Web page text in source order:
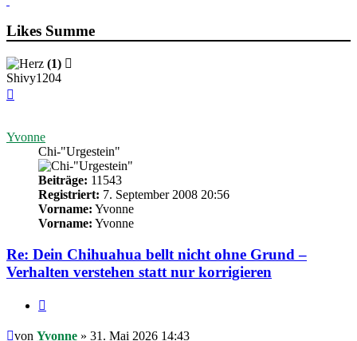
Likes Summe
(1)
Shivy1204
Yvonne
Chi-"Urgestein"
Beiträge: 11543
Registriert: 7. September 2008 20:56
Vorname: Yvonne
Vorname: Yvonne
Re: Dein Chihuahua bellt nicht ohne Grund –
Verhalten verstehen statt nur korrigieren
Beitrag
von Yvonne » 31. Mai 2026 14:43